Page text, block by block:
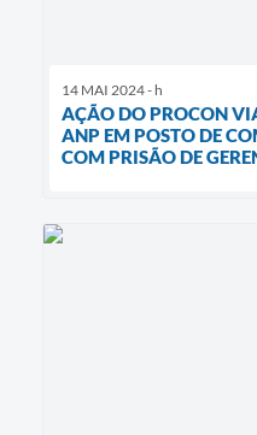
14 MAI 2024 - h
AÇÃO DO PROCON
ANP EM POSTO DE
COM PRISÃO DE